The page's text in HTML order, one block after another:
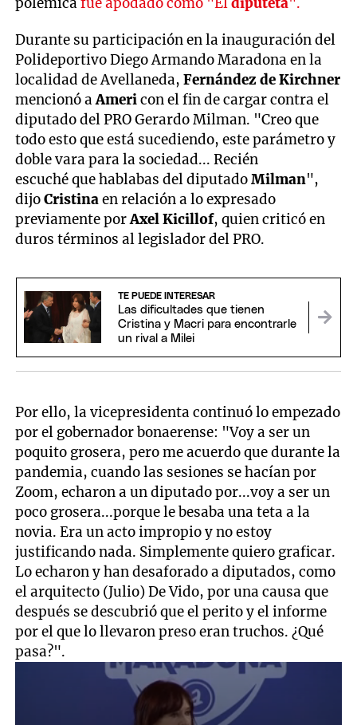
Durante su participación en la inauguración del
Polideportivo Diego Armando Maradona en la
localidad de Avellaneda,Fernández de Kirchner
mencionó aAmericon el fin de cargar contra el
diputado del PRO Gerardo Milman. "Creo que
todo esto que está sucediendo, este parámetro y
doble vara para la sociedad... Recién
escuché que hablabas del diputadoMilman",
dijoCristinaen relación a lo expresado
previamente porAxel Kicillof, quien criticó en
duros términos al legislador del PRO.
TE PUEDE INTERESAR
Las dificultades que tienen
Cristina y Macri para encontrarle
un rival a Milei
Por ello, la vicepresidenta continuó lo empezado
por el gobernador bonaerense: "Voy a ser un
poquito grosera, pero me acuerdo que durante la
pandemia, cuando las sesiones se hacían por
Zoom, echaron a un diputado por...voy a ser un
poco grosera...porque le besaba una teta a la
novia. Era un acto impropio y no estoy
justificando nada. Simplemente quiero graficar.
Lo echaron y han desaforado a diputados, como
el arquitecto (Julio) De Vido, por una causa que
después se descubrió que el perito y el informe
por el que lo llevaron preso eran truchos. ¿Qué
pasa?".